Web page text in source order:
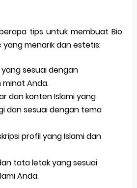
tips untuk membuat Bio
yang menarik dan estetis:
yang sesuai dengan
minat Anda.
dan konten Islami yang
dan sesuai dengan tema
profil yang Islami dan
tata letak yang sesuai
Anda.